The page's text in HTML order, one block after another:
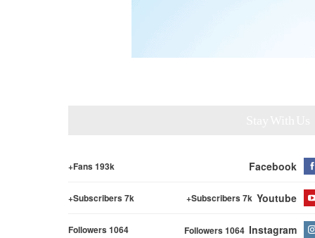
Facebook
Fans 193k+
Youtube
Subscribers 7k+
Subscribers 7k+
Instagram
Followers 1064
Followers 1064